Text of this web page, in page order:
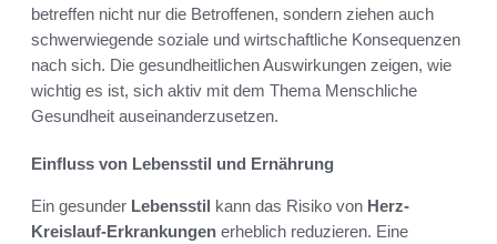
betreffen nicht nur die Betroffenen, sondern ziehen auch
schwerwiegende soziale und wirtschaftliche Konsequenzen
nach sich. Die gesundheitlichen Auswirkungen zeigen, wie
wichtig es ist, sich aktiv mit dem Thema Menschliche
Gesundheit auseinanderzusetzen.
Einfluss von Lebensstil und Ernährung
Ein gesunder Lebensstil kann das Risiko von Herz-
Kreislauf-Erkrankungen erheblich reduzieren. Eine